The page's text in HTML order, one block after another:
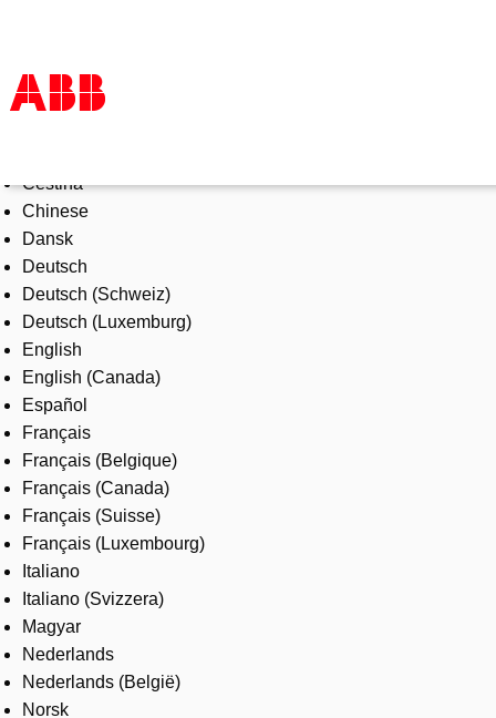
Products & Solutions
Industries
Services
About us
Where to buy
Contact us
Careers
Čeština
Chinese
Dansk
Deutsch
Deutsch (Schweiz)
Deutsch (Luxemburg)
English
English (Canada)
Español
Français
Français (Belgique)
Français (Canada)
Français (Suisse)
Français (Luxembourg)
Italiano
Italiano (Svizzera)
Magyar
Nederlands
Nederlands (België)
Norsk